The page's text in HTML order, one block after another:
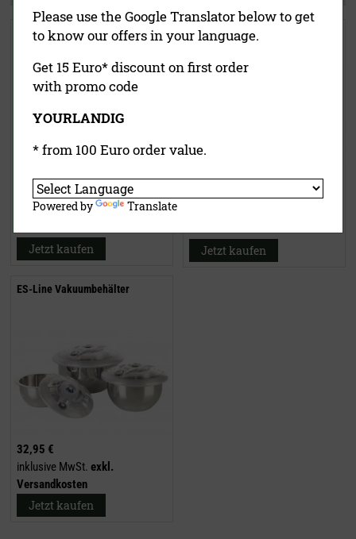
Vakuumiergerät V.300 Black
489,00 €
inklusive MwSt.exkl.
Jetzt kaufen
Lava-Top Vakuumdeckel
8,50 €
inklusive MwSt.exkl.
Jetzt kaufen
ES-Line Vakuumbehälter
32,95 €
inklusive MwSt. exkl.
Versandkosten
Jetzt kaufen
Please use the Google Translator below to get
to know our offers in your language.
Get 15 Euro* discount on first order
with promo code
YOURLANDIG
* from 100 Euro order value.
Powered by Translate